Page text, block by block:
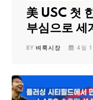
美 USC 첫
부심으로 세
BY 벼룩시장 4월